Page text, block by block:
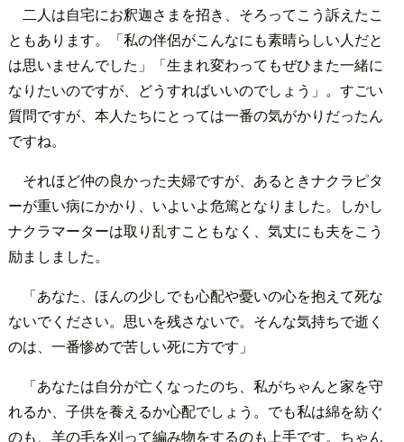
二人は自宅にお釈迦さまを招き、そろってこう訴えたこ
ともあります。「私の伴侶がこんなにも素晴らしい人だと
は思いませんでした」「生まれ変わってもぜひまた一緒に
なりたいのですが、どうすればいいのでしょう」。すごい
質問ですが、本人たちにとっては一番の気がかりだったん
ですね。
それほど仲の良かった夫婦ですが、あるときナクラピタ
ーが重い病にかかり、いよいよ危篤となりました。しかし
ナクラマーターは取り乱すこともなく、気丈にも夫をこう
励ましました。
「あなた、ほんの少しでも心配や憂いの心を抱えて死な
ないでください。思いを残さないで。そんな気持ちで逝く
のは、一番惨めで苦しい死に方です」
「あなたは自分が亡くなったのち、私がちゃんと家を守
れるか、子供を養えるか心配でしょう。でも私は綿を紡ぐ
のも、羊の毛を刈って編み物をするのも上手です。ちゃん